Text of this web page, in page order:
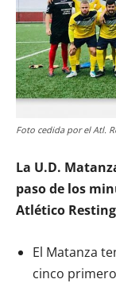
Foto cedida por el Atl.
La U.D.
paso de los
Atlético
El Matanza
cinco